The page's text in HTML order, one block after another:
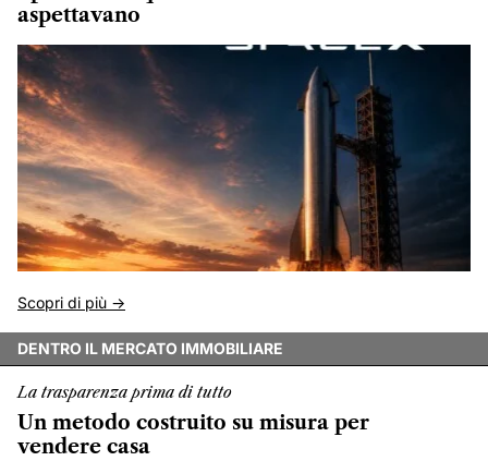
aspettavano
Scopri di più ->
DENTRO IL MERCATO IMMOBILIARE
La trasparenza prima di tutto
Un metodo costruito su misura per
vendere casa